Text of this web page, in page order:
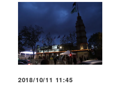
2018/10/11 11:45